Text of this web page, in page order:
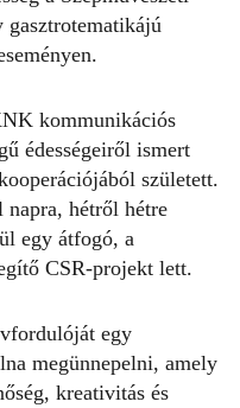
gasztrotematikájú
kommunikációs
édességeiről ismert
született.
napra, hétről hétre
egy átfogó, a
CSR-projekt lett.
egy
megünnepelni, amely
kreativitás és